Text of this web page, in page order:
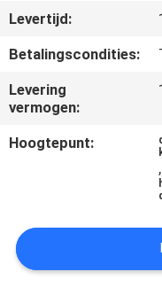
CITAAT
SITEMAP
PRIVACY
Levertijd:
Betalingscondities:
Levering
vermogen:
Hoogtepunt:
,